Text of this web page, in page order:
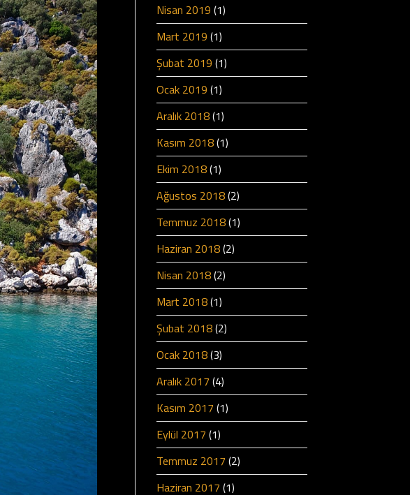
Nisan 2019 (1)
Mart 2019 (1)
Şubat 2019 (1)
Ocak 2019 (1)
Aralık 2018(1)
Kasım 2018(1)
Ekim 2018(1)
Ağustos 2018(2)
Temmuz 2018(1)
Haziran 2018(2)
Nisan 2018(2)
Mart 2018(1)
Şubat 2018(2)
Ocak 2018(3)
Aralık 2017 (4)
Kasım 2017 (1)
Eylül 2017 (1)
Temmuz 2017 (2)
Haziran 2017 (1)